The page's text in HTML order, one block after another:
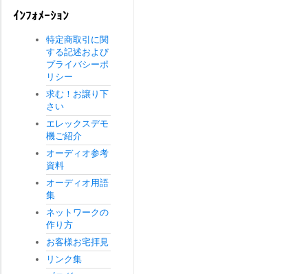
ｲﾝﾌｫﾒｰｼｮﾝ
特定商取引に関
する記述および
プライバシーポ
リシー
求む！お譲り下
さい
エレックスデモ
機ご紹介
オーディオ参考
資料
オーディオ用語
集
ネットワークの
作り方
お客様お宅拝見
リンク集